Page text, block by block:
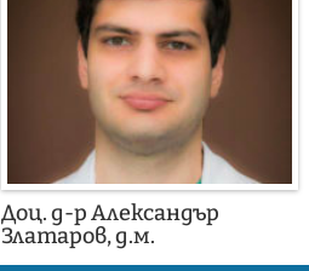
Доц. д-р Александър
Златаров, д.м.